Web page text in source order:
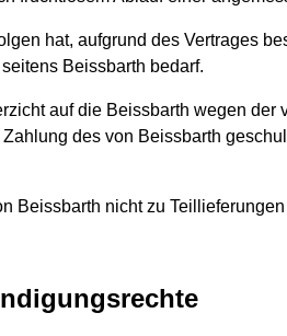
hat, aufgrund des Vertrages
Beissbarth bedarf.
auf die Beissbarth wegen der
des von Beissbarth
Beissbarth nicht zu